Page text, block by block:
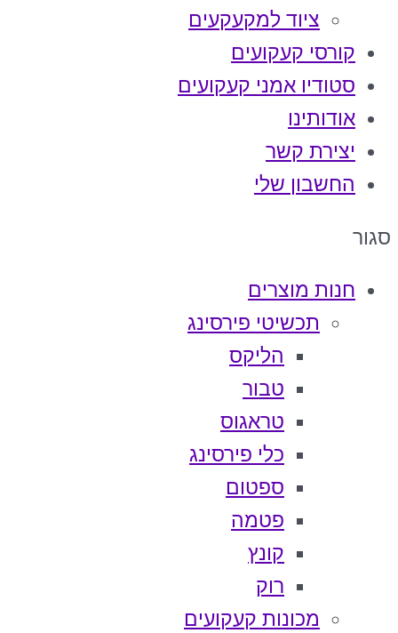
ציוד למקעקעים
קורסי קעקועים
סטודיו אמני קעקועים
אודותינו
יצירת קשר
החשבון שלי
סגור
חנות מוצרים
תכשיטי פירסינג
הליקס
טבור
טראגוס
כלי פירסינג
ספטום
פטמה
קונץ
רוק
מכונות קעקועים